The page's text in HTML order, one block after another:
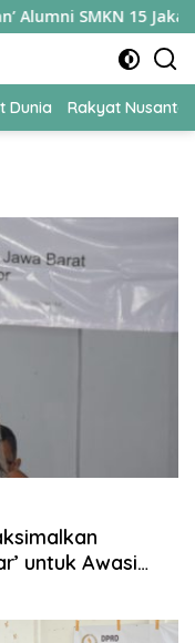
SMKN 15 Jakarta
Dunia Rakyat
untuk Awasi